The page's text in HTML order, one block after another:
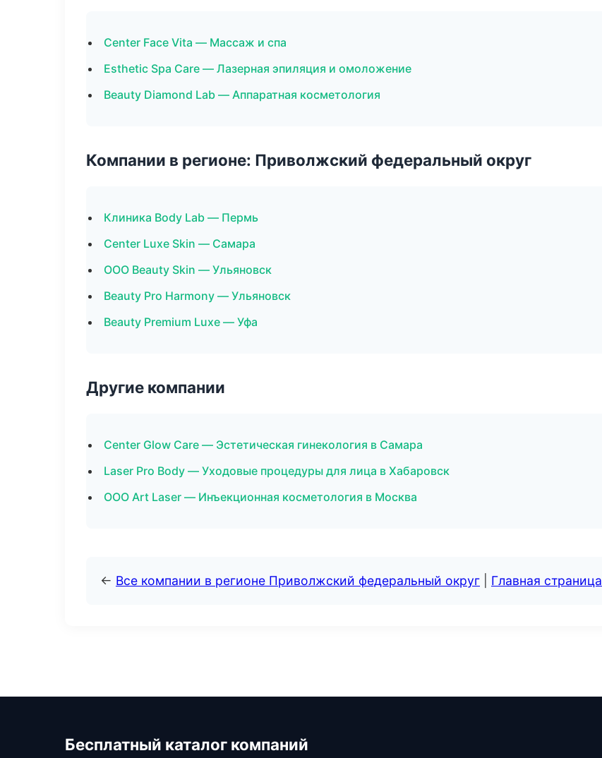
Center Face Vita — Массаж и спа
Esthetic Spa Care — Лазерная эпиляция и омоложение
Beauty Diamond Lab — Аппаратная косметология
Компании в регионе: Приволжский федеральный округ
Клиника Body Lab — Пермь
Center Luxe Skin — Самара
ООО Beauty Skin — Ульяновск
Beauty Pro Harmony — Ульяновск
Beauty Premium Luxe — Уфа
Другие компании
Center Glow Care — Эстетическая гинекология в Самара
Laser Pro Body — Уходовые процедуры для лица в Хабаровск
ООО Art Laser — Инъекционная косметология в Москва
← Все компании в регионе Приволжский федеральный округ Главная страница
Бесплатный каталог компаний